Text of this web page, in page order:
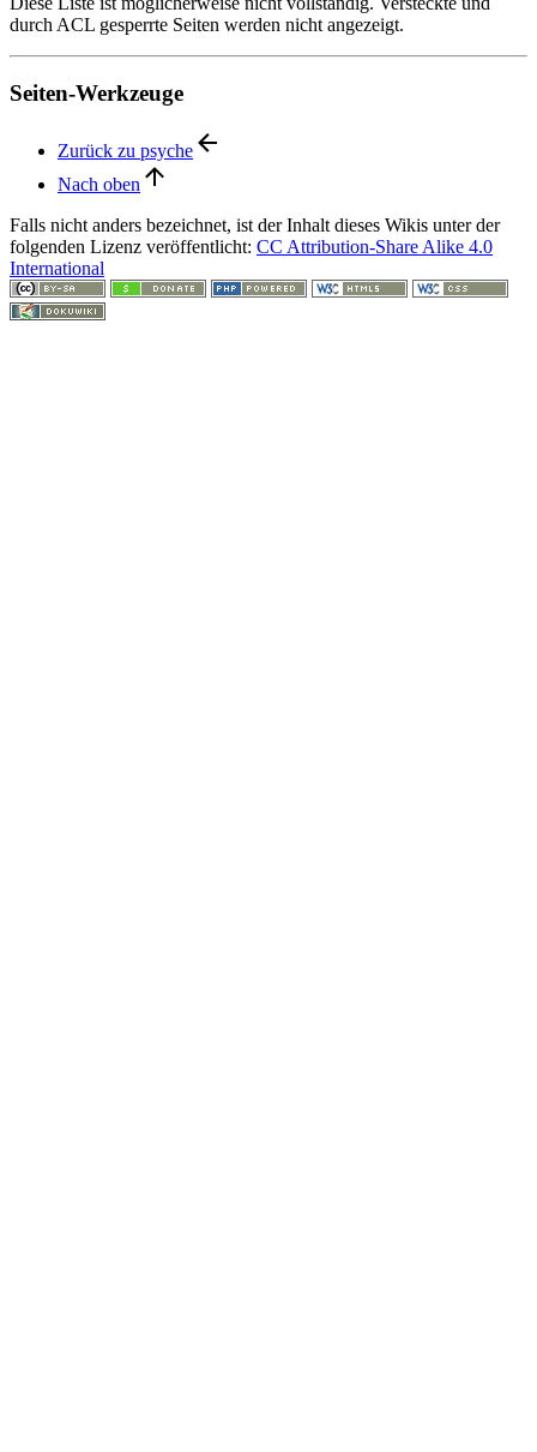
durch ACL gesperrte Seiten werden nicht angezeigt.
Seiten-Werkzeuge
Zurück zu psyche
Nach oben
Falls nicht anders bezeichnet, ist der Inhalt dieses Wikis unter der
folgenden Lizenz veröffentlicht: CC Attribution-Share Alike 4.0
International